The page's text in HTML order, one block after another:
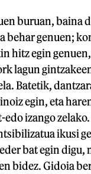
buruan, baina
behar genuen;
hitz egin
lagun
Batetik,
egin, eta
izango
ikusi
bat egin digu,
bidez. Gidoia